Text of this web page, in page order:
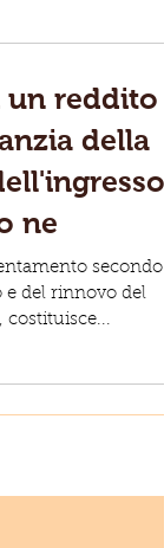
un reddito
della
ne
secondo
e del rinnovo del
costituisce...